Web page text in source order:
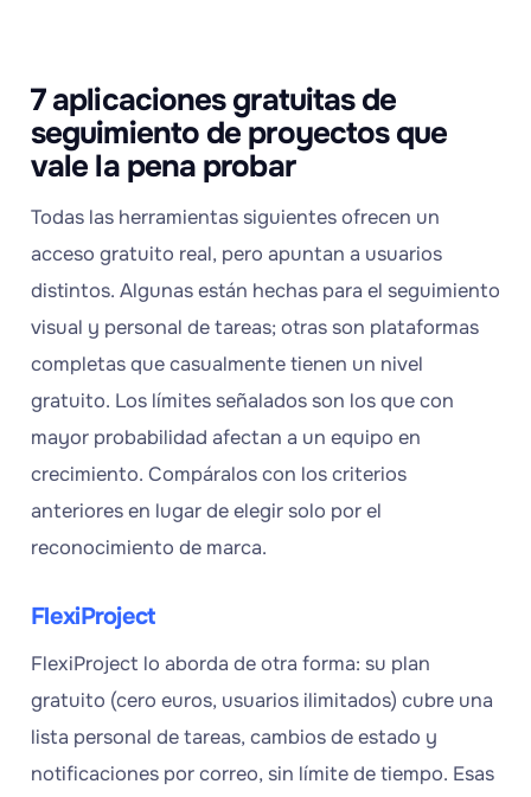
7 aplicaciones gratuitas de
seguimiento de proyectos que
vale la pena probar
Todas las herramientas siguientes ofrecen un
acceso gratuito real, pero apuntan a usuarios
distintos. Algunas están hechas para el seguimiento
visual y personal de tareas; otras son plataformas
completas que casualmente tienen un nivel
gratuito. Los límites señalados son los que con
mayor probabilidad afectan a un equipo en
crecimiento. Compáralos con los criterios
anteriores en lugar de elegir solo por el
reconocimiento de marca.
FlexiProject
FlexiProject lo aborda de otra forma: su plan
gratuito (cero euros, usuarios ilimitados) cubre una
lista personal de tareas, cambios de estado y
notificaciones por correo, sin límite de tiempo. Esas